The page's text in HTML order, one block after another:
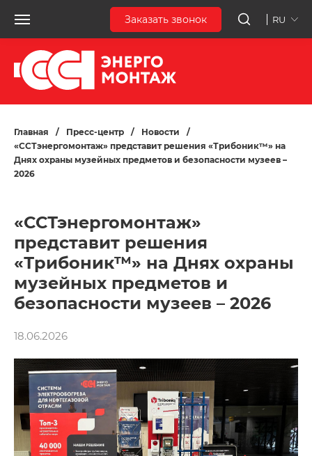
Заказать звонок RU
Главная / Пресс-центр / Новости
/
«ССТэнергомонтаж» представит решения «Трибоник™» на
Днях охраны музейных предметов и безопасности музеев –
2026
«ССТэнергомонтаж»
представит решения
«Трибоник™» на Днях охраны
музейных предметов и
безопасности музеев – 2026
18.06.2026